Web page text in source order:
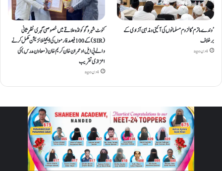
’وندے ماترم‘ کا لزوم مسلمانوں کی آئینی ومذہبی آزادی کے
برخلاف
4 دن ago
کنوٹ شہر و گوکونڈہ علاقے میں خصوصی گہری نظرِ ثانی
(SIR) کے 100 فیصد فارموں کی ڈیجیٹلائزیشن مکمل کرنے
والے بی ایل او عمران خان کریم خان (معاون مدرس) کی
اعزازی تقریب
4 دن ago